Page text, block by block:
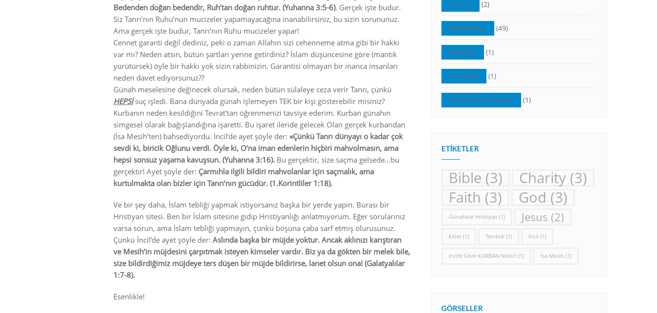
Bedenden doğan bedendir, Ruh’tan doğan ruhtur. (Yuhanna 3:5-6). Gerçek işte budur.
Siz Tanrı’nın Ruhu’nun mucizeler yapamayacağına inanabilirsiniz, bu sizin sorununuz.
Ama gerçek işte budur, Tanrı’nın Ruhu mucizeler yapar!
Cennet garanti değil dediniz, peki o zaman Allahın sizi cehenneme atma gibi bir hakkı
var mı? Neden atsın, bütün şartları yerine getirdiniz? İslam düşüncesine göre (mantık
yürütürsek) öyle bir hakkı yok sizin rabbinizin. Garantisi olmayan bir inanca insanları
neden davet ediyorsunuz??
Günah meselesine değinecek olursak, neden bütün sülaleye ceza verir Tanrı, çünkü
HEPSİsuç işledi. Bana dünyada günah işlemeyen TEK bir kişi gösterebilir misiniz?
Kurbanın neden kesildiğini Tevrat’tan öğrenmenizi tavsiye ederim. Kurban günahın
simgesel olarak bağışlandığına işaretti. Bu işaret ileride gelecek Olan gerçek kurbandan
(İsa Mesih’ten) bahsediyordu. İncil’de ayet şöyle der: «Çünkü Tanrı dünyayı o kadar çok
sevdi ki, biricik Oğlunu verdi. Öyle ki, O’na iman edenlerin hiçbiri mahvolmasın, ama
hepsi sonsuz yaşama kavuşsun. (Yuhanna 3:16). Bu gerçektir, size saçma gelsede…bu
gerçektir! Ayet şöyle der: Çarmıhla ilgili bildiri mahvolanlar için saçmalık, ama
kurtulmakta olan bizler için Tanrı’nın gücüdür. (1.Korintliler 1:18).
Ve bir şey daha, İslam tebliği yapmak istiyorsanız başka bir yerde yapın. Burası bir
Hristiyan sitesi. Ben bir İslam sitesine gidip Hristiyanlığı anlatmıyorum. Eğer sorularınız
varsa sorun, ama İslam tebliği yapmayın, çünkü boşuna çaba sarf etmiş olurusunuz.
Çünkü İncil’de ayet şöyle der: Aslında başka bir müjde yoktur. Ancak aklınızı karıştıran
ve Mesih’in müjdesini çarpıtmak isteyen kimseler vardır. Biz ya da gökten bir melek bile,
size bildirdiğimiz müjdeye ters düşen bir müjde bildirirse, lanet olsun ona! (Galatyalılar
1:7-8).
Esenlikle!
Kilise (2)
Makaleler (49)
Medya (1)
Tanıklık (1)
Vaazlar ve Dersler (1)
ETIKETLER
Bible (3) Charity (3)
Faith (3) God (3)
Günahkar Hristiyan (1) Jesus (2)
kilise (1) Tanıklık (1) İncil (1)
İncil’e Göre KURBAN Nedir? (1) İsa Mesih (1)
GÖRSELLER